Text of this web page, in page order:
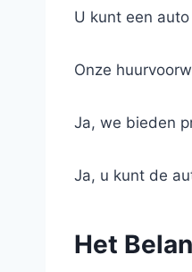
U kunt een
Onze
Ja, we bieden
Ja, u kunt de
Het